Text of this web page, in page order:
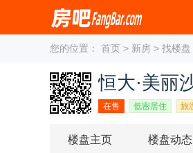
您的位置： 首页 > 新房 > 找楼盘
恒大·美丽
在售 低密居住 旅
楼盘主页 楼盘动态